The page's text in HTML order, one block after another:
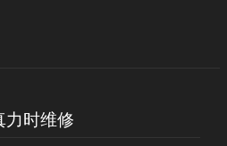
力时维修